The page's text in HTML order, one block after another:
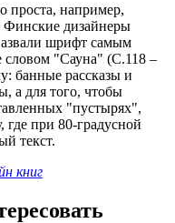
проста, например,
Финские дизайнеры
шрифт самым
словом "Сауна" (С.118 –
банные рассказы и
а для того, чтобы
"пустырях",
где при 80-градусной
текст.
книг